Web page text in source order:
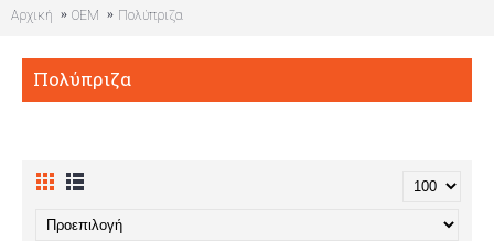
Αρχική OEM Πολύπριζα
Πολύπριζα